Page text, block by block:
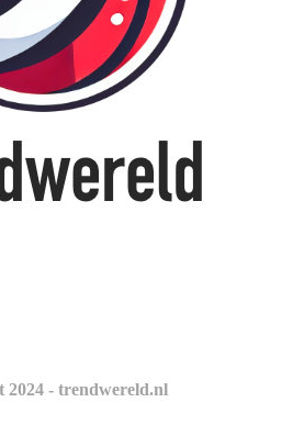
2024 - trendwereld.nl